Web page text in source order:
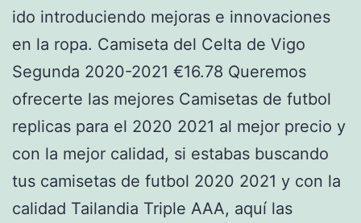
ido introduciendo mejoras e innovaciones
en la ropa. Camiseta del Celta de Vigo
Segunda 2020-2021 €16.78 Queremos
ofrecerte las mejores Camisetas de futbol
replicas para el 2020 2021 al mejor precio y
con la mejor calidad, si estabas buscando
tus camisetas de futbol 2020 2021 y con la
calidad Tailandia Triple AAA, aquí las